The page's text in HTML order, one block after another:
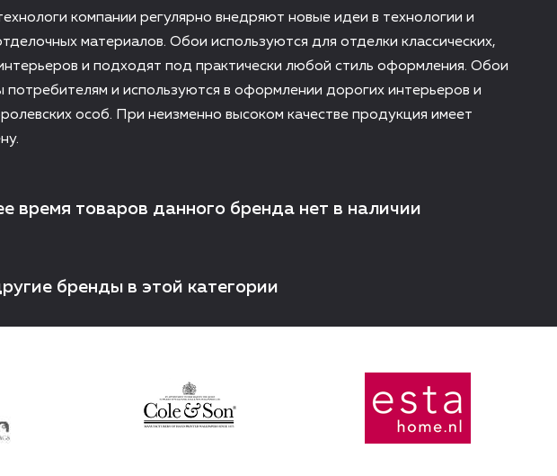
компании регулярно внедряют новые идеи в технологии и
материалов. Обои используются для отделки классических,
и подходят под практически любой стиль оформления. Обои
потребителям и используются в оформлении дорогих интерьеров и
особ. При неизменно высоком качестве продукция имеет
время товаров данного бренда нет в наличии
бренды в этой категории